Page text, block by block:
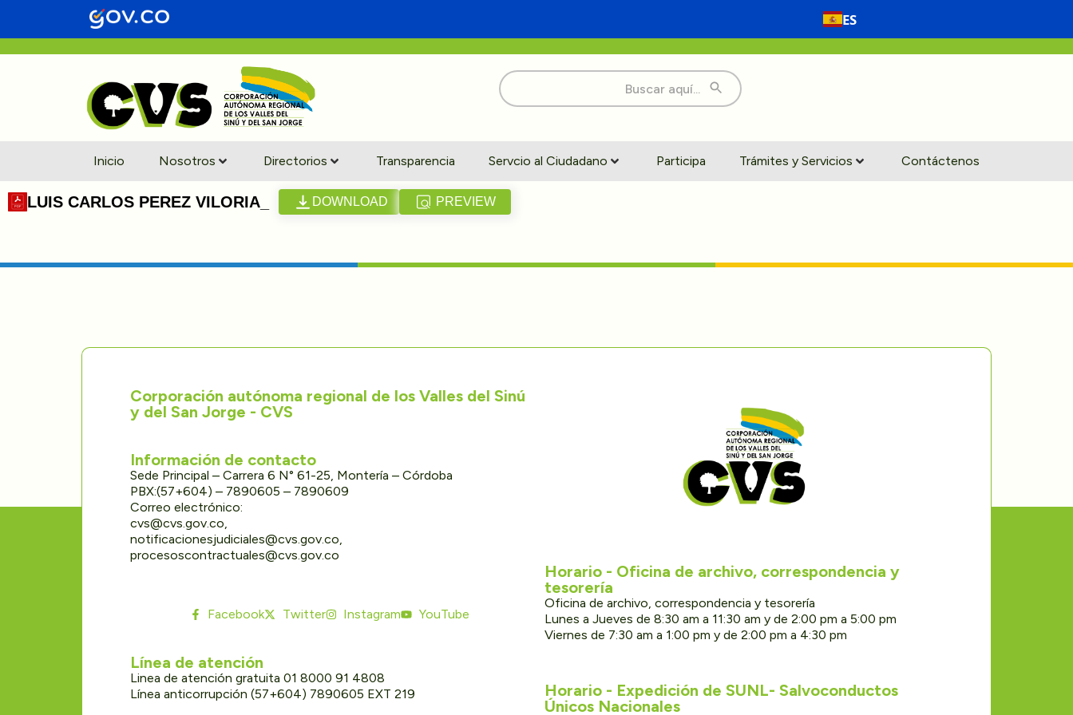
ES
Buscar:
Inicio Nosotros Directorios Transparencia Servcio al Ciudadano Participa Trámites y Servicios Contáctenos
LUIS CARLOS PEREZ VILORIA_ DOWNLOAD PREVIEW
Corporación autónoma regional de los Valles del Sinú
y del San Jorge - CVS
Información de contacto
Sede Principal – Carrera 6 N° 61-25, Montería – Córdoba
PBX:(57+604) – 7890605 – 7890609
Correo electrónico:
cvs@cvs.gov.co,
notificacionesjudiciales@cvs.gov.co,
procesoscontractuales@cvs.gov.co
Facebook Twitter Instagram YouTube
Línea de atención
Linea de atención gratuita 01 8000 91 4808
Línea anticorrupción (57+604) 7890605 EXT 219
Horario - Oficina de archivo, correspondencia y
tesorería
Oficina de archivo, correspondencia y tesorería
Lunes a Jueves de 8:30 am a 11:30 am y de 2:00 pm a 5:00 pm
Viernes de 7:30 am a 1:00 pm y de 2:00 pm a 4:30 pm
Horario - Expedición de SUNL- Salvoconductos
Únicos Nacionales